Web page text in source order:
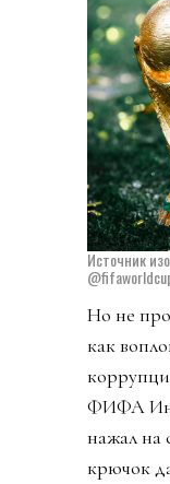
Источник
Но не
как
ФИФА
нажал на
крючок